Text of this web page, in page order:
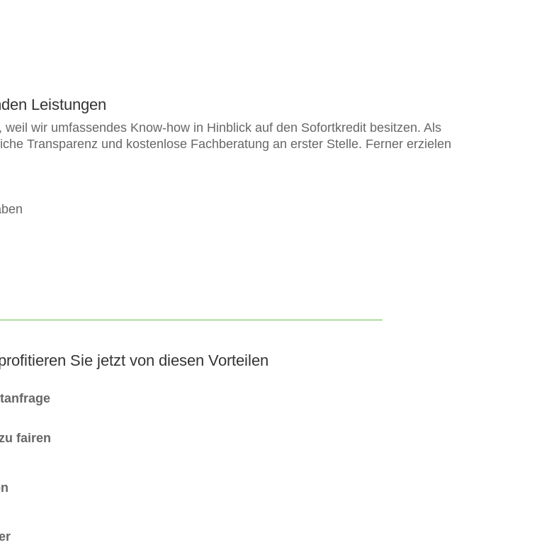
Leistungen
wir umfassendes Know-how in Hinblick auf den Sofortkredit besitzen. Als
Transparenz und kostenlose Fachberatung an erster Stelle. Ferner erzielen
Sie jetzt von diesen Vorteilen
fairen